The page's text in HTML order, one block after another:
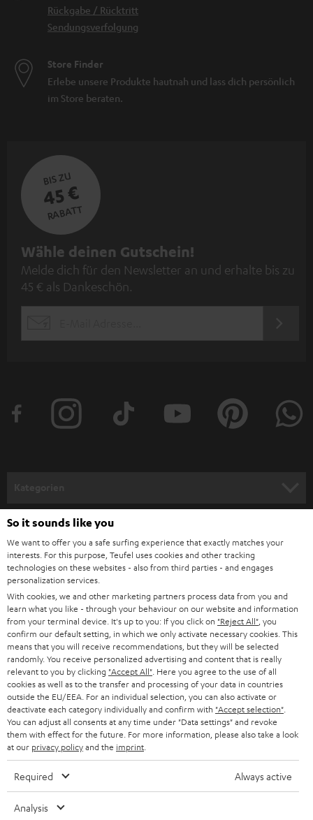
Rückgabe / Rücktritt
Sendungsverfolgung
Store Finder
Erlebe unsere Produkte hautnah und lass dich persönlich
im Store beraten.
BIS ZU
45 €
RABATT
N
e
w
e
e
l
d
u
n
g
Wähle deinen Gutschein!
Melde dich für den Newsletter an und erhalte bis zu
45 € als Dankeschön.
HEIMKINO
HEIMKINO-KOMPLETTANLAGEN
SOUNDBARS
STEREO
SMART HOME
BLUETOOTH-LAUTSPRECHER
KOPFHÖRER
BLUETOOTH-KOPFHÖRER
LAUTSPRECHER
Unternehmen
SUPPORT
PRESSE & MARKETING
GESCHÄFTSKUNDEN
PARTNERPROGRAMM
BLOG
NEWSLETTER
STORES
DEINE VORTEILE BEI TEUFEL
Teufel Onlineshops
DEUTSCHLAND
ÖSTERREICH
SCHWEIZ
NIEDERLANDE
BELGIEN
So it sounds like you
We want to offer you a safe surfing experience that exactly matches your
interests. For this purpose, Teufel uses cookies and other tracking
technologies on these websites - also from third parties - and engages
personalization services.
With cookies, we and other marketing partners process data from you and
learn what you like - through your behaviour on our website and information
from your terminal device. It's up to you: If you click on "Reject All" , you
confirm our default setting, in which we only activate necessary cookies. This
means that you will receive recommendations, but they will be selected
randomly. You receive personalized advertising and content that is really
relevant to you by clicking "Accept All" . Here you agree to the use of all
cookies as well as to the transfer and processing of your data in countries
outside the EU/EEA. For an individual selection, you can also activate or
deactivate each category individually and confirm with "Accept selection"
You can adjust all consents at any time under "Data settings" and revoke
them with effect for the future. For more information, please also take a look
at our privacy policyand the imprint
Required Always active
Analysis